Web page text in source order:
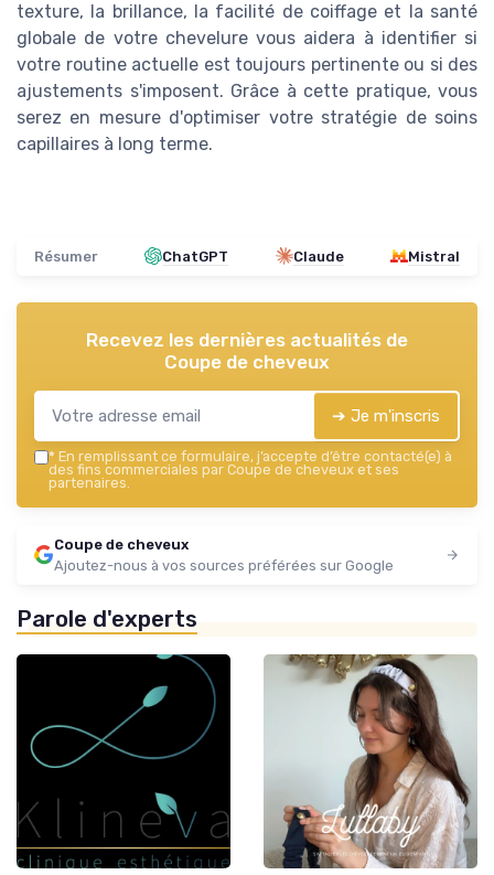
texture, la brillance, la facilité de coiffage et la santé
globale de votre chevelure vous aidera à identifier si
votre routine actuelle est toujours pertinente ou si des
ajustements s'imposent. Grâce à cette pratique, vous
serez en mesure d'optimiser votre stratégie de soins
capillaires à long terme.
Résumer ChatGPT Claude Mistral
Recevez les dernières actualités de
Coupe de cheveux
➔ Je m'inscris
* En remplissant ce formulaire, j’accepte d’être contacté(e) à
des fins commerciales par Coupe de cheveux et ses
partenaires.
Coupe de cheveux
Ajoutez-nous à vos sources préférées sur Google
Parole d'experts